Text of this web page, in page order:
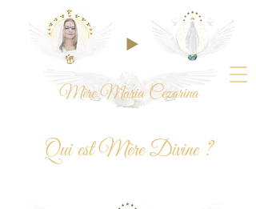
Mère Maria Cezarina
Qui est Mère Divine ?